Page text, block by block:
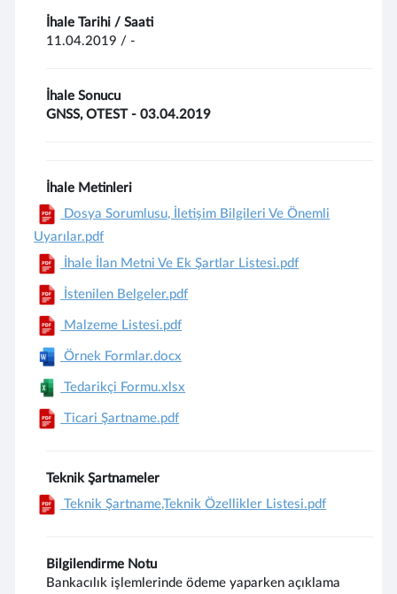
İhale Tarihi / Saati
11.04.2019 / -
İhale Sonucu
GNSS, OTEST - 03.04.2019
İhale Metinleri
Dosya Sorumlusu, İletişim Bilgileri Ve Önemli
Uyarılar.pdf
İhale İlan Metni Ve Ek Şartlar Listesi.pdf
İstenilen Belgeler.pdf
Malzeme Listesi.pdf
Örnek Formlar.docx
Tedarikçi Formu.xlsx
Ticari Şartname.pdf
Teknik Şartnameler
Teknik Şartname,Teknik Özellikler Listesi.pdf
Bilgilendirme Notu
Bankacılık işlemlerinde ödeme yaparken açıklama